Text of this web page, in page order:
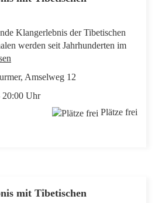
Klangerlebnis der Tibetischen
werden seit Jahrhunderten im
Amselweg 12
20:00 Uhr
Plätze frei
mit Tibetischen